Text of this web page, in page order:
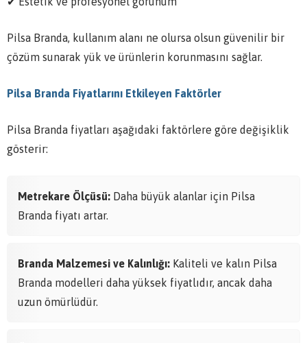
Pilsa Branda, kullanım alanı ne olursa olsun güvenilir bir
çözüm sunarak yük ve ürünlerin korunmasını sağlar.
Pilsa Branda Fiyatlarını Etkileyen Faktörler
Pilsa Branda fiyatları aşağıdaki faktörlere göre değişiklik
gösterir:
Metrekare Ölçüsü: Daha büyük alanlar için Pilsa
Branda fiyatı artar.
Branda Malzemesi ve Kalınlığı: Kaliteli ve kalın Pilsa
Branda modelleri daha yüksek fiyatlıdır, ancak daha
uzun ömürlüdür.